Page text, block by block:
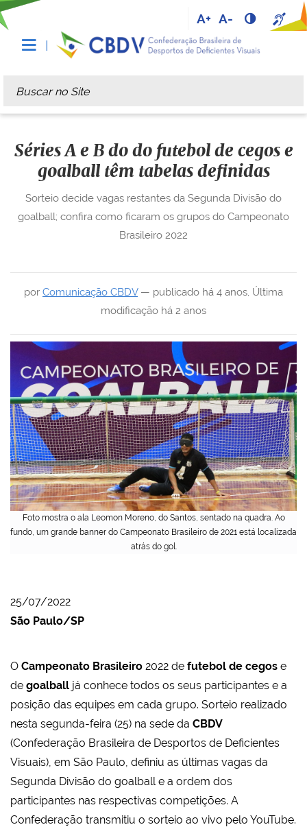
A+ A-
Busca
Busca Avançada…
Foto mostra o ala Leomon Moreno, do Santos, sentado na quadra. Ao
fundo, um grande banner do Campeonato Brasileiro de 2021 está localizada
atrás do gol.
Séries A e B do do futebol de cegos e
goalball têm tabelas definidas
por Comunicação CBDV— publicado há 4 anos, Última
modificação há 2 anos
Sorteio decide vagas restantes da Segunda Divisão do
goalball; confira como ficaram os grupos do Campeonato
Brasileiro 2022
25/07/2022
São Paulo/SP
O Campeonato Brasileiro 2022 de futebol de cegos e
de goalball já conhece todos os seus participantes e a
posição das equipes em cada grupo. Sorteio realizado
nesta segunda-feira (25) na sede da CBDV
(Confederação Brasileira de Desportos de Deficientes
Visuais), em São Paulo, definiu as últimas vagas da
Segunda Divisão do goalball e a ordem dos
participantes nas respectivas competições. A
Confederação transmitiu o sorteio ao vivo pelo YouTube.